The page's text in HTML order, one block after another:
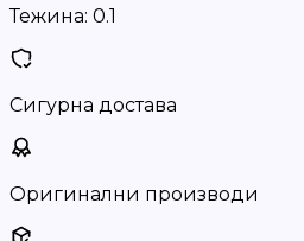
Тежина: 0.1
Сигурна достава
Оригинални производи